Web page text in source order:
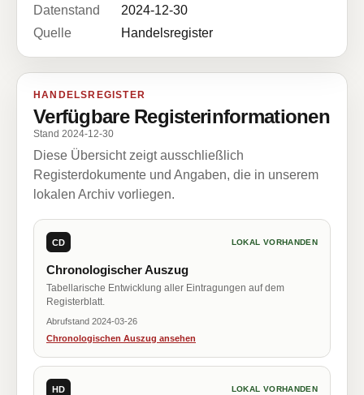
Datenstand
2024-12-30
Quelle
Handelsregister
HANDELSREGISTER
Verfügbare Registerinformationen
Stand 2024-12-30
Diese Übersicht zeigt ausschließlich
Registerdokumente und Angaben, die in unserem
lokalen Archiv vorliegen.
CD LOKAL VORHANDEN
Chronologischer Auszug
Tabellarische Entwicklung aller Eintragungen auf dem
Registerblatt.
Abrufstand 2024-03-26
Chronologischen Auszug ansehen
HD LOKAL VORHANDEN